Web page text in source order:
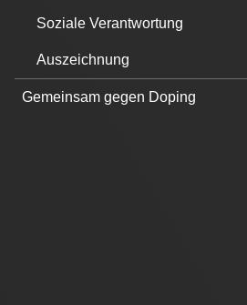
Soziale Verantwortung
Auszeichnung
Gemeinsam gegen Doping